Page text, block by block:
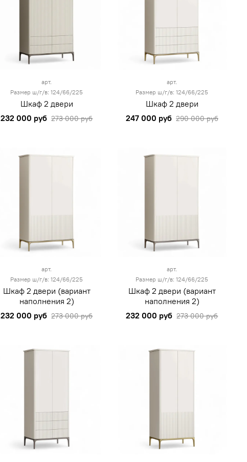
арт.
Размер ш/г/в: 124/66/225
Шкаф 2 двери
232 000 руб 273 000 руб
арт.
Размер ш/г/в: 124/66/225
Шкаф 2 двери
247 000 руб 290 000 руб
арт.
Размер ш/г/в: 124/66/225
Шкаф 2 двери (вариант
наполнения 2)
232 000 руб 273 000 руб
арт.
Размер ш/г/в: 124/66/225
Шкаф 2 двери (вариант
наполнения 2)
232 000 руб 273 000 руб